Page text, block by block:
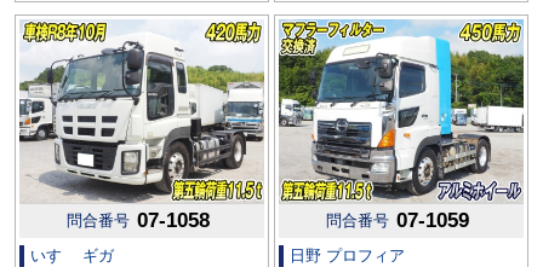
問合番号 07-1058
いすゞ ギガ
問合番号 07-1059
日野 プロフィア